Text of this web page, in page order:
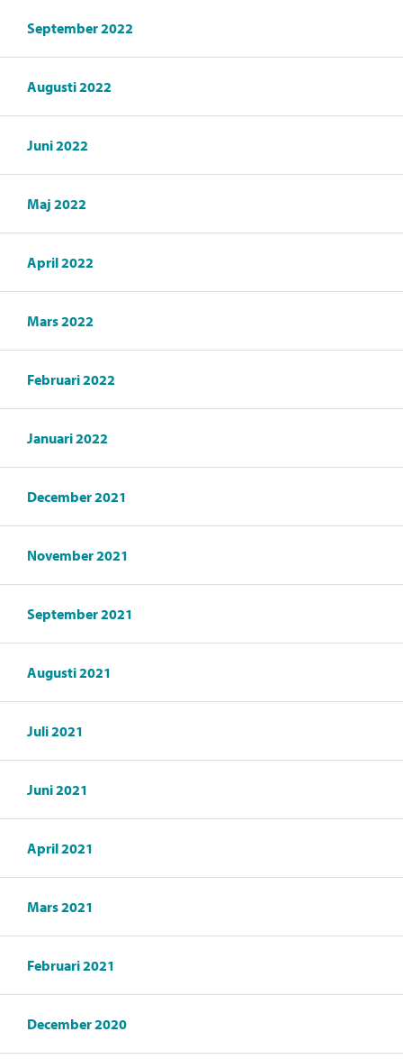
September 2022
Augusti 2022
Juni 2022
Maj 2022
April 2022
Mars 2022
Februari 2022
Januari 2022
December 2021
November 2021
September 2021
Augusti 2021
Juli 2021
Juni 2021
April 2021
Mars 2021
Februari 2021
December 2020